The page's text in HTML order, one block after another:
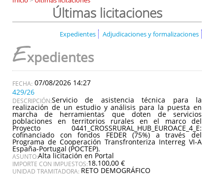
Últimas licitaciones
Expedientes Adjudicaciones y formalizaciones
Expedientes
07/08/2026 14:27
429/26
DESCRIPCIÓN:Servicio de asistencia técnica para la
realización de un estudio y análisis para la puesta en
marcha de herramientas que doten de servicios
poblaciones en territorios rurales en el marco del
Proyecto 0441_CROSSRURAL_HUB_EUROACE_4_E:
cofinanciado con fondos FEDER (75%) a través del
Programa de Cooperación Transfronteriza Interreg VI-A
España-Portugal (POCTEP).
ASUNTO:Alta licitación en Portal
IMPORTE CON IMPUESTOS:18.100,00 €
UNIDAD TRAMITADORA: RETO DEMOGRÁFICO